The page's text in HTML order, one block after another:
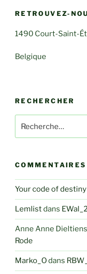
RETROUVEZ-
1490 Court-Saint-
Belgique
RECHERCHER
pour
Your code of destiny
Lemlistdans
Anne Anne Dieltiens
Rode
Marko_Odans